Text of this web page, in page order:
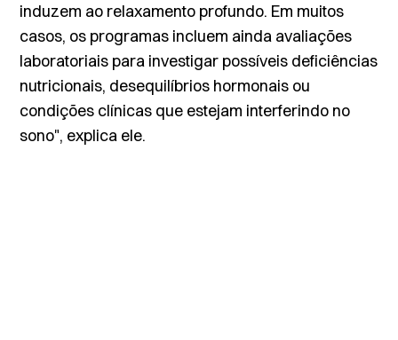
induzem ao relaxamento profundo. Em muitos
casos, os programas incluem ainda avaliações
laboratoriais para investigar possíveis deficiências
nutricionais, desequilíbrios hormonais ou
condições clínicas que estejam interferindo no
sono", explica ele.